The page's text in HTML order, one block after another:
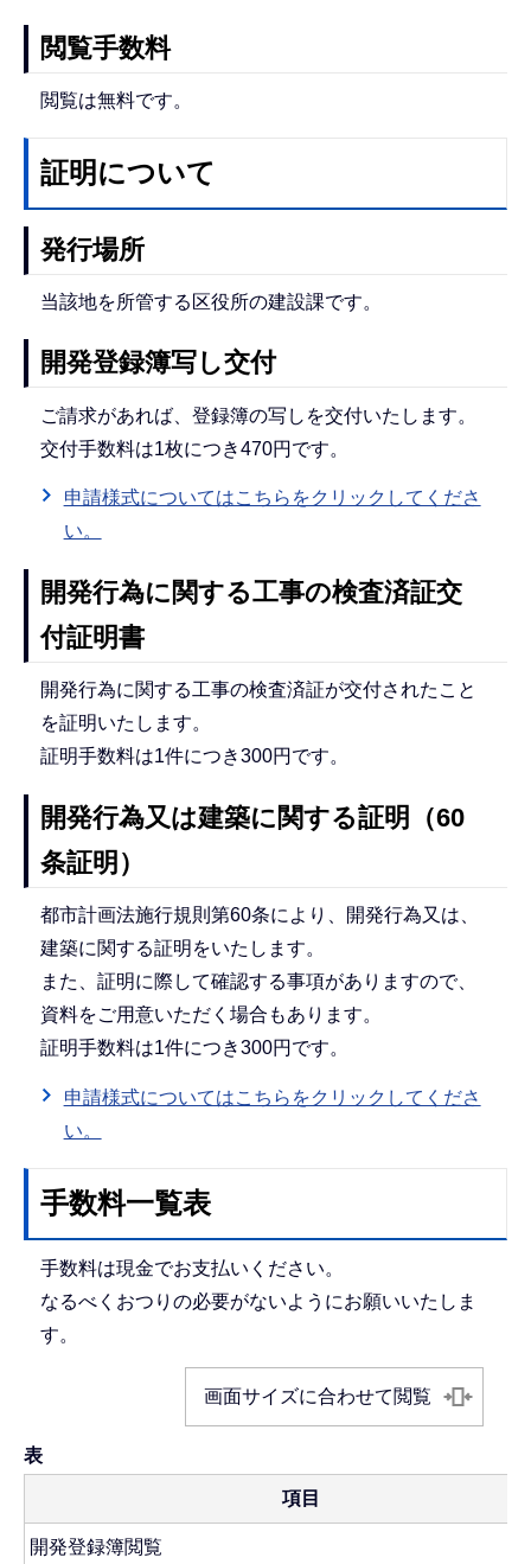
閲覧手数料
閲覧は無料です。
証明について
発行場所
当該地を所管する区役所の建設課です。
開発登録簿写し交付
ご請求があれば、登録簿の写しを交付いたします。
交付手数料は1枚につき470円です。
申請様式についてはこちらをクリックしてくださ
い。
開発行為に関する工事の検査済証交
付証明書
開発行為に関する工事の検査済証が交付されたこと
を証明いたします。
証明手数料は1件につき300円です。
開発行為又は建築に関する証明（60
条証明）
都市計画法施行規則第60条により、開発行為又は、
建築に関する証明をいたします。
また、証明に際して確認する事項がありますので、
資料をご用意いただく場合もあります。
証明手数料は1件につき300円です。
申請様式についてはこちらをクリックしてくださ
い。
手数料一覧表
手数料は現金でお支払いください。
なるべくおつりの必要がないようにお願いいたしま
す。
画面サイズに合わせて閲覧
表
項目
開発登録簿閲覧